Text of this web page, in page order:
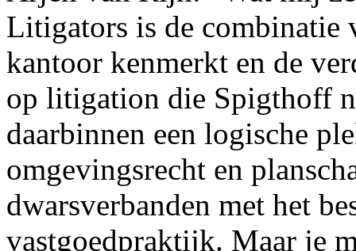
Litigators is de combinatie
kantoor kenmerkt en de
op litigation die Spigthoff
daarbinnen een logische
omgevingsrecht en
dwarsverbanden met het
vastgoedpraktijk. Maar je